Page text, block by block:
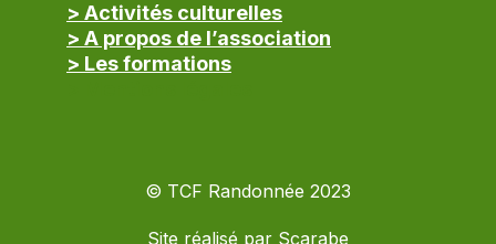
> Activités culturelles
> A propos de l’association
> Les formations
© TCF Randonnée 2023
Site réalisé par Scarabe